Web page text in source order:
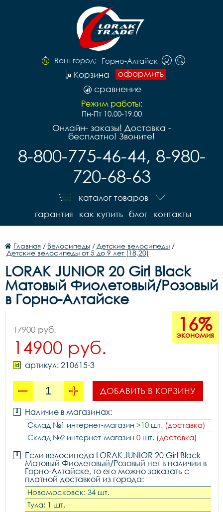
Ваш город: Горно-Алтайск
оформить
Корзина
сравнение
Режим работы:
Пн-Пт 10.00-19.00
Онлайн- заказы! Доставка -
бесплатно! Звоните!
8-800-775-46-44, 8-980-
720-68-63
каталог товаров
контакты
блог
как купить
гарантия
Главная / Велосипеды / Детские велосипеды /
Детские велосипеды от 5 до 9 лет (18,20)
LORAK JUNIOR 20 Girl Black
Матовый Фиолетовый/Розовый
в Горно-Алтайске
16%
экономия
17900 руб.
14900 руб.
артикул: 210615-3
ДОБАВИТЬ В КОРЗИНУ
Наличие в магазинах:
Склад №1 интернет-магазин >10 шт. (доставка)
Склад №2 интернет-магазин 0 шт. (доставка)
Если велосипеда LORAK JUNIOR 20 Girl Black
Матовый Фиолетовый/Розовый нет в наличии в
Горно-Алтайске, то его можно заказать с
платной доставкой из города:
Новомосковск: 34 шт.
Тула: 1 шт.